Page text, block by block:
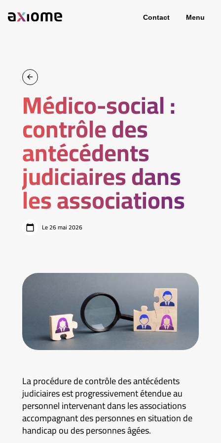
Contact Menu
Médico-social :
contrôle des
antécédents
judiciaires dans
les associations
Le 26 mai 2026
La procédure de contrôle des antécédents
judiciaires est progressivement étendue au
personnel intervenant dans les associations
accompagnant des personnes en situation de
handicap ou des personnes âgées.